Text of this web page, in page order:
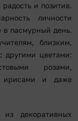
и позитив.
личности
в пасмурный день.
близким,
другими цветами:
розами,
ирисами и даже
декоративных